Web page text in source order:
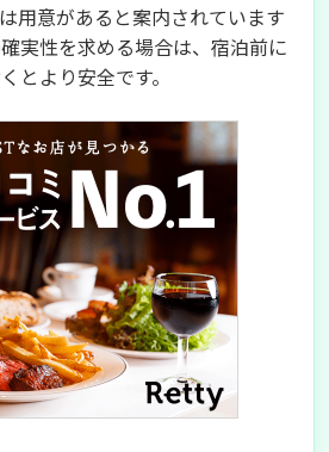
用意があると案内されています
実性を求める場合は、宿泊前に
とより安全です。